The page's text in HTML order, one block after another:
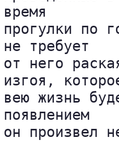
время
прогулки по
не требует
от него
изгоя,
вею жизнь
появлением
он произвел